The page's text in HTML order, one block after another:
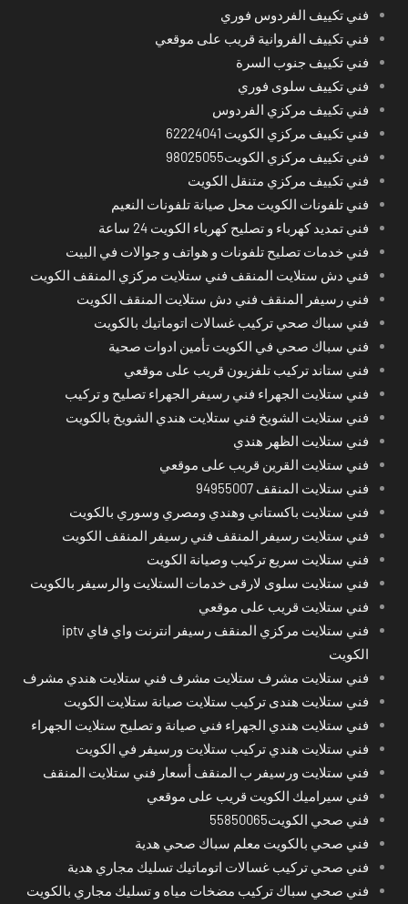
فني تكييف الفردوس فوري
فني تكييف الفروانية قريب على موقعي
فني تكييف جنوب السرة
فني تكييف سلوى فوري
فني تكييف مركزي الفردوس
فني تكييف مركزي الكويت 62224041
فني تكييف مركزي الكويت98025055
فني تكييف مركزي متنقل الكويت
فني تلفونات الكويت محل صيانة تلفونات النعيم
فني تمديد كهرباء و تصليح كهرباء الكويت 24 ساعة
فني خدمات تصليح تلفونات و هواتف و جوالات في البيت
فني دش ستلايت المنقف فني ستلايت مركزي المنقف الكويت
فني رسيفر المنقف فني دش ستلايت المنقف الكويت
فني سباك صحي تركيب غسالات اتوماتيك بالكويت
فني سباك صحي في الكويت تأمين ادوات صحية
فني ستاند تركيب تلفزيون قريب على موقعي
فني ستلايت الجهراء فني رسيفر الجهراء تصليح و تركيب
فني ستلايت الشويخ فني ستلايت هندي الشويخ بالكويت
فني ستلايت الظهر هندي
فني ستلايت القرين قريب على موقعي
فني ستلايت المنقف 94955007
فني ستلايت باكستاني وهندي ومصري وسوري بالكويت
فني ستلايت رسيفر المنقف فني رسيفر المنقف الكويت
فني ستلايت سريع تركيب وصيانة الكويت
فني ستلايت سلوى لارقى خدمات الستلايت والرسيفر بالكويت
فني ستلايت قريب على موقعي
فني ستلايت مركزي المنقف رسيفر انترنت واي فاي iptv
الكويت
فني ستلايت مشرف ستلايت مشرف فني ستلايت هندي مشرف
فني ستلايت هندى تركيب ستلايت صيانة ستلايت الكويت
فني ستلايت هندي الجهراء فني صيانة و تصليح ستلايت الجهراء
فني ستلايت هندي تركيب ستلايت ورسيفر في الكويت
فني ستلايت ورسيفر ب المنقف أسعار فني ستلايت المنقف
فني سيراميك الكويت قريب على موقعي
فني صحي الكويت55850065
فني صحي بالكويت معلم سباك صحي هدية
فني صحي تركيب غسالات اتوماتيك تسليك مجاري هدية
فني صحي سباك تركيب مضخات مياه و تسليك مجاري بالكويت